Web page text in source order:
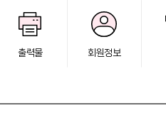
출력물 회원정보